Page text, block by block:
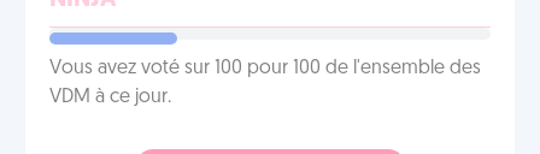
Vous avez voté sur 100 pour 100 de l'ensemble des
VDM à ce jour.